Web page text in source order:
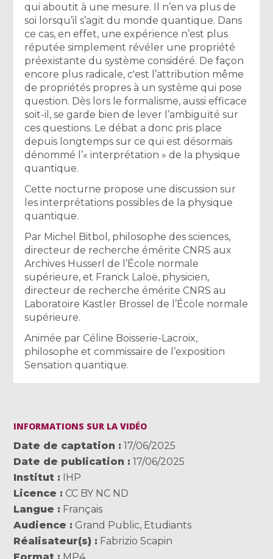
qui aboutit à une mesure. Il n’en va plus de
soi lorsqu’il s’agit du monde quantique. Dans
ce cas, en effet, une expérience n’est plus
réputée simplement révéler une propriété
préexistante du système considéré. De façon
encore plus radicale, c'est l’attribution même
de propriétés propres à un système qui pose
question. Dès lors le formalisme, aussi efficace
soit-il, se garde bien de lever l’ambiguïté sur
ces questions. Le débat a donc pris place
depuis longtemps sur ce qui est désormais
dénommé l’« interprétation » de la physique
quantique.
Cette nocturne propose une discussion sur
les interprétations possibles de la physique
quantique.
Par Michel Bitbol, philosophe des sciences,
directeur de recherche émérite CNRS aux
Archives Husserl de l’École normale
supérieure, et Franck Laloë, physicien,
directeur de recherche émérite CNRS au
Laboratoire Kastler Brossel de l’École normale
supérieure.
Animée par Céline Boisserie-Lacroix,
philosophe et commissaire de l’exposition
Sensation quantique.
INFORMATIONS SUR LA VIDÉO
Date de captation
17/06/2025
Date de publication
17/06/2025
Institut
IHP
Licence
CC BY NC ND
Langue
Français
Audience
Grand Public, Etudiants
Réalisateur(s)
Fabrizio Scapin